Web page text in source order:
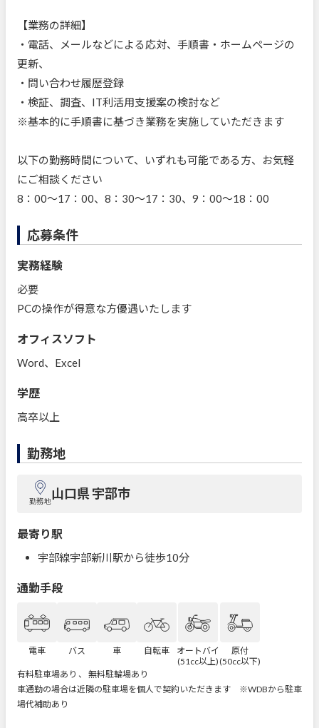
【業務の詳細】
・電話、メールなどによる応対、手順書・ホームページの
更新、
・問い合わせ履歴登録
・検証、調査、IT利活用支援案の検討など
※基本的に手順書に基づき業務を実施していただきます
以下の勤務時間について、いずれも可能である方、お気軽
にご相談ください
8：00～17：00、8：30～17：30、9：00～18：00
応募条件
実務経験
必要
PCの操作が得意な方優遇いたします
オフィスソフト
Word、Excel
学歴
高卒以上
勤務地
勤務地山口県 宇部市
最寄り駅
宇部線宇部新川駅から徒歩10分
通勤手段
電車 バス 車 自転車
オートバイ
(51cc以上)
原付
(50cc以下)
有料駐車場あり 、 無料駐輪場あり
車通勤の場合は近隣の駐車場を個人で契約いただきます ※WDBから駐車
場代補助あり